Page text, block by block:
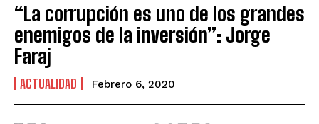
“La corrupción es uno de los grandes
enemigos de la inversión”: Jorge
Faraj
ACTUALIDAD Febrero 6, 2020